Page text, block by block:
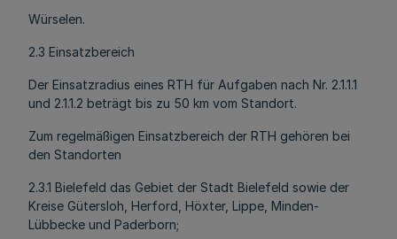
Würselen.
2.3 Einsatzbereich
Der Einsatzradius eines RTH für Aufgaben nach Nr. 2.1.1.1
und 2.1.1.2 beträgt bis zu 50 km vom Standort.
Zum regelmäßigen Einsatzbereich der RTH gehören bei
den Standorten
2.3.1 Bielefeld das Gebiet der Stadt Bielefeld sowie der
Kreise Gütersloh, Herford, Höxter, Lippe, Minden-
Lübbecke und Paderborn;